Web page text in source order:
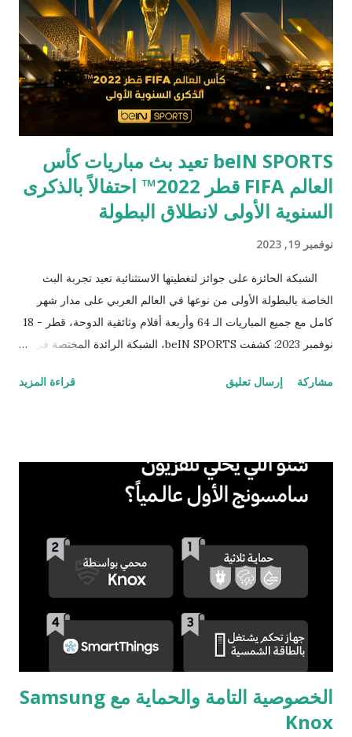
أفضل العروض والخدمات لعملائها، حيث تسعى سامسونج على الدوام
إلى إظهار التقدير لعملائها على مستوى العالم لدعمهم لها وثقتهم بها
عبر عقود من الابتكار. إذ توفر لعملائها فرصة فريدة لامتلاك أجهزتها
الرائدة والمفضلة من خلال طرح عروض وخصومات استثنائية وبأسعار
مميزة. وفي إطار الحملة، سيكون بإمكان المستهلكين ا...
beIN SPORTS تعيد بث مباريات كأس
العالم FIFA قطر 2022™ احتفالاً بالذكرى
السنوية الأولى لانطلاق البطولة
نوفمبر 19, 2023
الشبكة الحائزة على جوائز لتغطيتها الاستثنائية تعيد تجربة البث
الخاصة بالبطولة الأولى من نوعها في العالم العربي على مدار شهر
كامل مع جميع المباريات الـ 64 وأربعة أفلام وثائقية الدوحة، قطر - 18
نوفمبر 2023: كشفت beIN SPORTS، الشبكة الرائدة المختصة في
لمجموعة beIN الإعلامية، عن عزمها إعادة عرض جميع مباريات كأس
الماضي بمواجهة قطر المضيفة مع الإكوادور قبل أن تختتم فعالياتها بعد
بلاده الأرجنتين بعد الفوز على فرنسا في واحدة من أروع مباريات نهائي
كأس العالم. وقد حصدت beIN SPORTS العديد من الجوائز المرموقة،
تكريماً لجهودها الكبيرة وتغطيتها الاستثنائية لهذه البطولة الكروية
مشاركة إرسال تعليق قراءة المزيد
الخصوصية التامة والحماية مع Samsung
Knox